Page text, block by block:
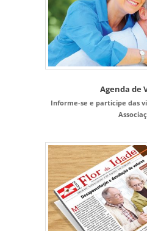
Agenda de
Informe-se e participe das